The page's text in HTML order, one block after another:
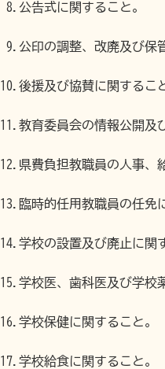
8.公告式に関すること。
9.公印の調整、改廃及び保
10.後援及び協賛に関するこ
11.教育委員会の情報公開及
12.県費負担教職員の人事、
13.臨時的任用教職員の任免
14.学校の設置及び廃止に関
15.学校医、歯科医及び学校
16.学校保健に関すること。
17.学校給食に関すること。